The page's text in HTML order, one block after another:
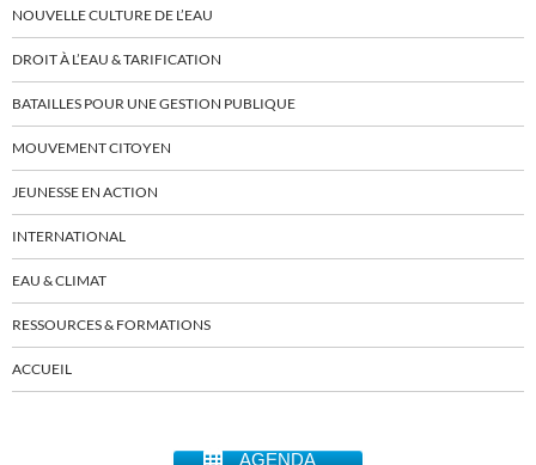
NOUVELLE CULTURE DE L’EAU
DROIT À L’EAU & TARIFICATION
BATAILLES POUR UNE GESTION PUBLIQUE
MOUVEMENT CITOYEN
JEUNESSE EN ACTION
INTERNATIONAL
EAU & CLIMAT
RESSOURCES & FORMATIONS
ACCUEIL
AGENDA